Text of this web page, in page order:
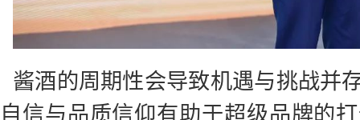
酱酒的周期性会导致机遇与挑战并
自信与品质信仰有助于超级品牌的